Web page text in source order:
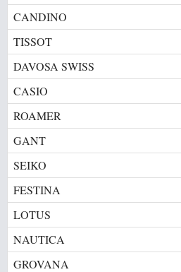
CANDINO
TISSOT
DAVOSA SWISS
CASIO
ROAMER
GANT
SEIKO
FESTINA
LOTUS
NAUTICA
GROVANA